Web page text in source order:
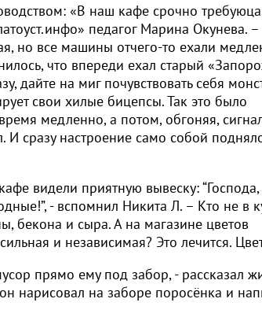
«В наш кафе срочно требуюца
педагог Марина Окунева. –
но все машины отчего-то ехали
что впереди ехал старый
дайте на миг почувствовать себя
свои хилые бицепсы. Так это было
медленно, а потом, обгоняя,
И сразу настроение само собой
видели приятную вывеску: “Господа,
- вспомнил Никита Л. – Кто не в
бекона и сыра. А на магазине цветов
и независимая? Это лечится.
прямо ему под забор, - рассказал
нарисовал на заборе поросёнка и